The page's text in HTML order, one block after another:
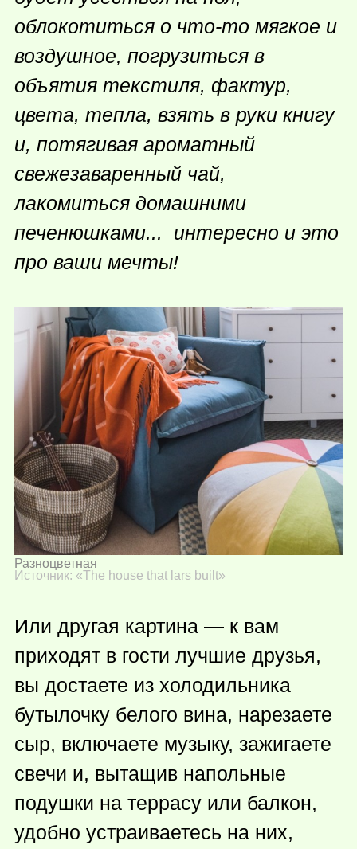
облокотиться о что-то мягкое и
воздушное, погрузиться в
объятия текстиля, фактур,
цвета, тепла, взять в руки книгу
и, потягивая ароматный
свежезаваренный чай,
лакомиться домашними
печенюшками... интересно и это
про ваши мечты!
Разноцветная
Источник: «The house that lars built»
Или другая картина — к вам
приходят в гости лучшие друзья,
вы достаете из холодильника
бутылочку белого вина, нарезаете
сыр, включаете музыку, зажигаете
свечи и, вытащив напольные
подушки на террасу или балкон,
удобно устраиваетесь на них,